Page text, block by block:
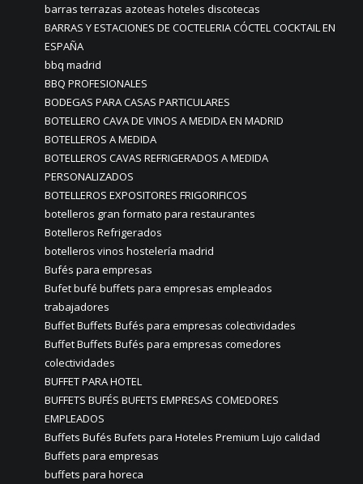
barras terrazas azoteas hoteles discotecas
BARRAS Y ESTACIONES DE COCTELERIA CÓCTEL COCKTAIL EN
ESPAÑA
bbq madrid
BBQ PROFESIONALES
BODEGAS PARA CASAS PARTICULARES
BOTELLERO CAVA DE VINOS A MEDIDA EN MADRID
BOTELLEROS A MEDIDA
BOTELLEROS CAVAS REFRIGERADOS A MEDIDA
PERSONALIZADOS
BOTELLEROS EXPOSITORES FRIGORIFICOS
botelleros gran formato para restaurantes
Botelleros Refrigerados
botelleros vinos hostelería madrid
Bufés para empresas
Bufet bufé buffets para empresas empleados
trabajadores
Buffet Buffets Bufés para empresas colectividades
Buffet Buffets Bufés para empresas comedores
colectividades
BUFFET PARA HOTEL
BUFFETS BUFÉS BUFETS EMPRESAS COMEDORES
EMPLEADOS
Buffets Bufés Bufets para Hoteles Premium Lujo calidad
Buffets para empresas
buffets para horeca